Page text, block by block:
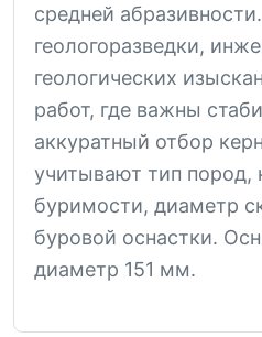
средней
геологоразведки,
геологических
работ, где важны
аккуратный отбор
учитывают тип пород,
буримости, диаметр
буровой оснастки.
диаметр 151 мм.